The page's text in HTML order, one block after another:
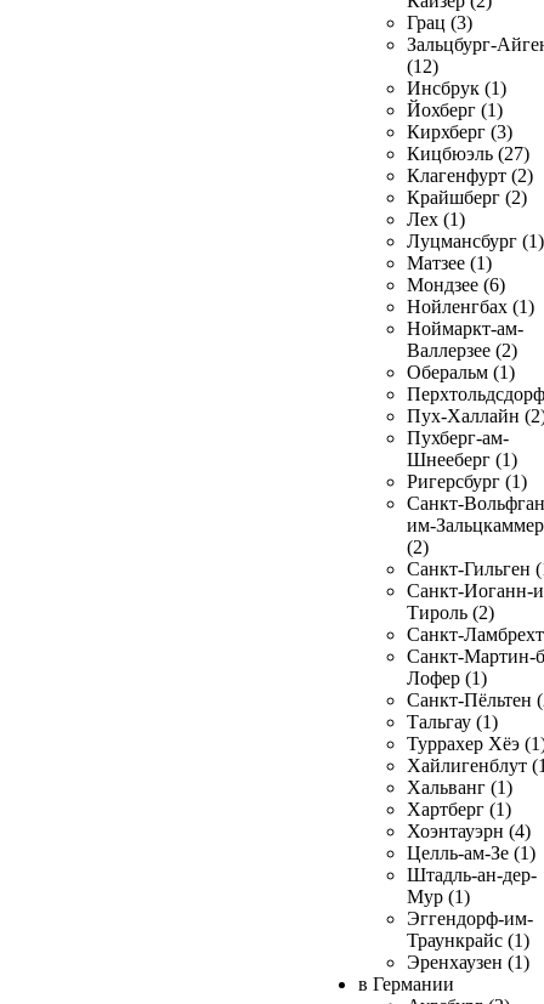
Грац (3)
Зальцбург-
(12)
Инсбрук (1)
Йохберг (1)
Кирхберг (3)
Кицбюэль (27)
Клагенфурт (2)
Крайшберг (2)
Лех (1)
Луцмансбург (1)
Матзее (1)
Мондзее (6)
Нойленгбах (1)
Ноймаркт-ам-
Валлерзее (2)
Оберальм (1)
Пух-Халлайн
Пухберг-ам-
Шнееберг (1)
Ригерсбург (1)
Санкт-
им-
(2)
Санкт-Гильген
Санкт-Иоганн-
Тироль (2)
Санкт-
Санкт-Мартин-
Лофер (1)
Санкт-Пёльтен
Тальгау (1)
Туррахер Хёэ
Хайлигенблут
Хальванг (1)
Хартберг (1)
Хоэнтауэрн (4)
Целль-ам-Зе (1)
Штадль-ан-дер-
Мур (1)
Эггендорф-им-
Траункрайс (1)
Эренхаузен (1)
в Германии